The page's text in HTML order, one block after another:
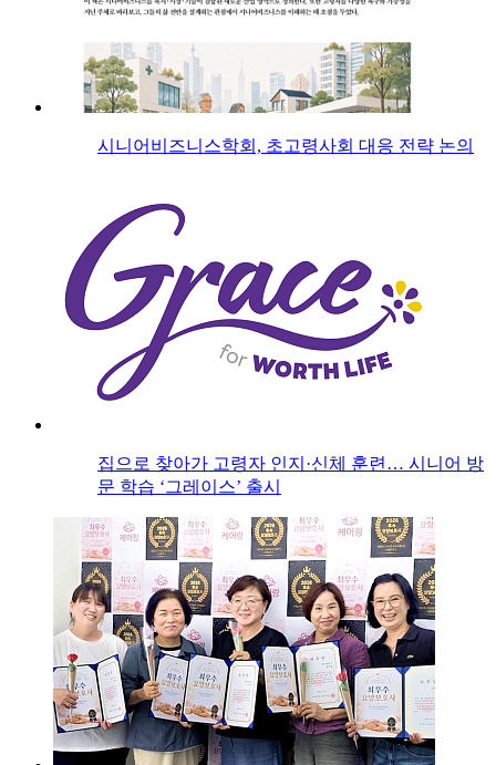
시니어비즈니스학회, 초고령사회 대응 전략 논의
집으로 찾아가 고령자 인지·신체 훈련… 시니어 방
문 학습 ‘그레이스’ 출시